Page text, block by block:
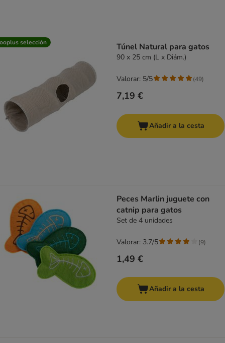
selección Túnel Natural para gatos
90 x 25 cm (L x Diám.)
7,19 €
Valorar: 5/5 (49)
Añadir a la cesta
Peces Marlin juguete con
catnip para gatos
Set de 4 unidades
1,49 €
Valorar: 3.7/5 (9)
Añadir a la cesta